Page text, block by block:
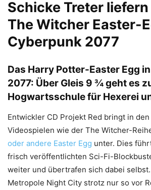
Schicke Treter
The Witcher Easter-
Cyberpunk 2077
Das Harry Potter-Easter Egg
2077: Über Gleis 9 ¾ geht es
Hogwartsschule für Hexerei
Entwickler CD Projekt Red bringt in
Videospielen wie der The Witcher-
oder andere Easter Egg unter. Dies
frisch veröffentlichten Sci-Fi-
weiter und übertrafen sich dabei
Metropole Night City strotz nur so vor